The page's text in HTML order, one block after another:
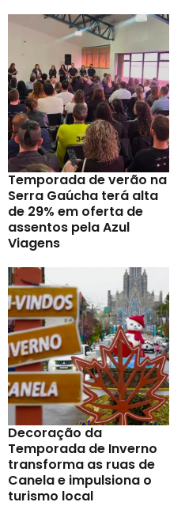
Temporada de verão na
Serra Gaúcha terá alta
de 29% em oferta de
assentos pela Azul
Viagens
Decoração da
Temporada de Inverno
transforma as ruas de
Canela e impulsiona o
turismo local